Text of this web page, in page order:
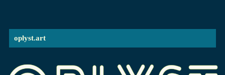
oplyst.art